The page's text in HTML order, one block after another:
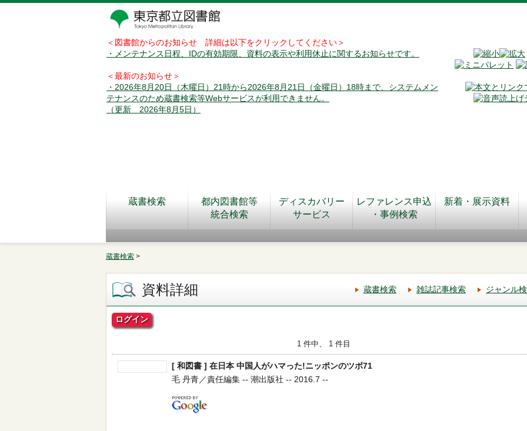
＜図書館からのお知らせ 詳細は以下をクリックしてください＞
・メンテナンス日程、IDの有効期限、資料の表示や利用休止に関するお知らせです。
＜最新のお知らせ＞
・2026年8月20日（木曜日）21時から2026年8月21日（金曜日）18時まで、システムメン
テナンスのため蔵書検索等Webサービスが利用できません。
（更新 2026年8月5日）
蔵書検索
都内図書館等
統合検索
ディスカバリー
サービス
レファレンス申込
・事例検索
新着・展示資料
蔵書検索 >
資料詳細 蔵書検索 雑誌記事検索 ジャンル
ログイン
1 件中、 1 件目
[ 和図書 ] 在日本 中国人がハマった!ニッポンのツボ71
毛 丹青／責任編集 -- 潮出版社 -- 2016.7 --